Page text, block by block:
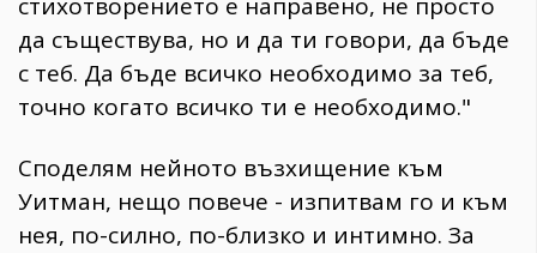
да съществува, но и да ти говори, да бъде
с теб. Да бъде всичко необходимо за теб,
точно когато всичко ти е необходимо."
Споделям нейното възхищение към
Уитман, нещо повече - изпитвам го и към
нея, по-силно, по-близко и интимно. За